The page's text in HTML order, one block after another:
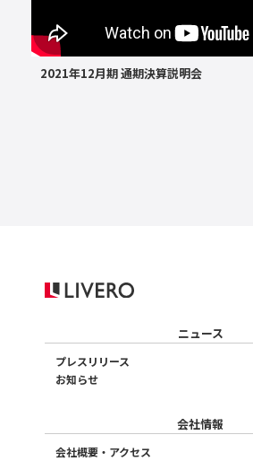
2021年12月期 通期決算説明会
ニュース
プレスリリース
お知らせ
会社情報
会社概要・アクセス